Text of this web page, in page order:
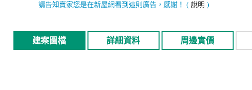
請告知賣家您是在新屋網看到這則廣告，感謝！ ( 說明 )
建案圖檔 詳細資料 周邊實價